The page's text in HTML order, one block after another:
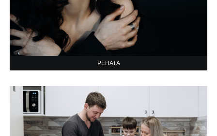
РЕНАТА